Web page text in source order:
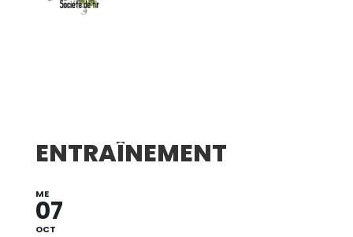
ENTRAÎNEMENT
ME
07
OCT